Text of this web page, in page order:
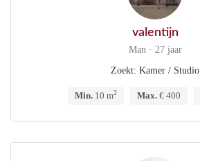
valentijn
Man · 27 jaar
Zoekt: Kamer / Studio
Min.10 m2 Max.€ 400